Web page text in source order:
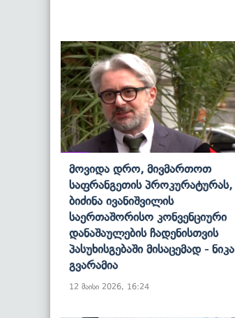
Მოვიდა Დრო, Მივმართოთ
Საფრანგეთის Პროკურატურას,
Ბიძინა Ივანიშვილის
Საერთაშორისო Კონვენციური
Დანაშაულების Ჩადენისთვის
Პასუხისგებაში Მისაცემად - Ნიკა
Გვარამია
12 მაისი 2026, 16:24